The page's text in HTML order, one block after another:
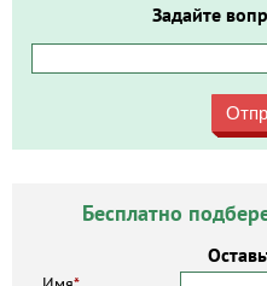
Задайте
Бесплатно